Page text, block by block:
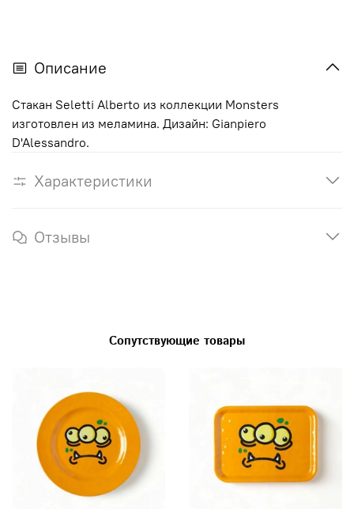
Описание
Стакан Seletti Alberto из коллекции Monsters
изготовлен из меламина. Дизайн: Gianpiero
D'Alessandro.
Характеристики
Отзывы
Сопутствующие товары